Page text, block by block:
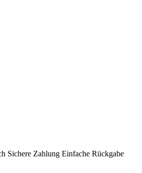
Sichere Zahlung Einfache Rückgabe